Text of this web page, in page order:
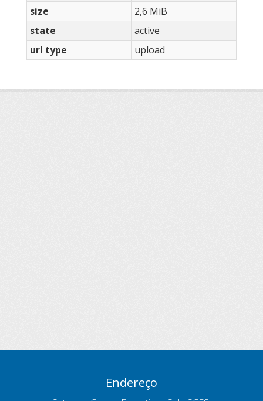
size
2,6 MiB
state
active
url type
upload
Endereço